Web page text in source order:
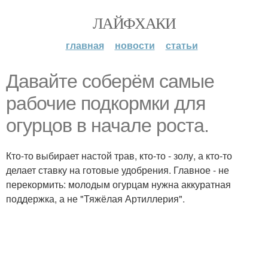
ЛАЙФХАКИ
главная новости статьи
Давайте соберём самые
рабочие подкормки для
огурцов в начале роста.
Кто-то выбирает настой трав, кто-то - золу, а кто-то
делает ставку на готовые удобрения. Главное - не
перекормить: молодым огурцам нужна аккуратная
поддержка, а не "Тяжёлая Артиллерия".